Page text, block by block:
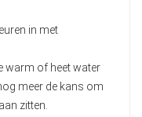
in met
warm of heet water
meer de kans om
zitten.